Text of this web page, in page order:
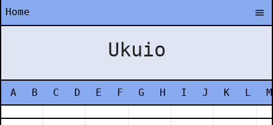
Home
Ukuio
A B C D E F G H I J K L M